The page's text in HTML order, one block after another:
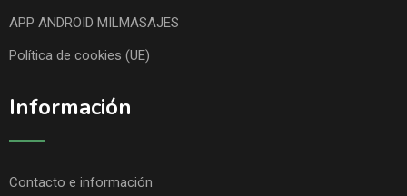
APP ANDROID MILMASAJES
Política de cookies (UE)
Información
Contacto e información